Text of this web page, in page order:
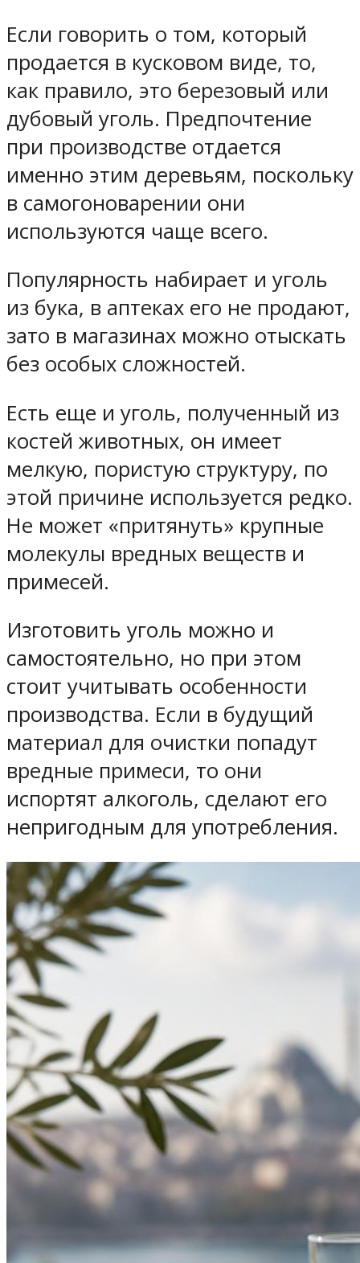
Если говорить о том, который
продается в кусковом виде, то,
как правило, это березовый или
дубовый уголь. Предпочтение
при производстве отдается
именно этим деревьям, поскольку
в самогоноварении они
используются чаще всего.
Популярность набирает и уголь
из бука, в аптеках его не продают,
зато в магазинах можно отыскать
без особых сложностей.
Есть еще и уголь, полученный из
костей животных, он имеет
мелкую, пористую структуру, по
этой причине используется редко.
Не может «притянуть» крупные
молекулы вредных веществ и
примесей.
Изготовить уголь можно и
самостоятельно, но при этом
стоит учитывать особенности
производства. Если в будущий
материал для очистки попадут
вредные примеси, то они
испортят алкоголь, сделают его
непригодным для употребления.